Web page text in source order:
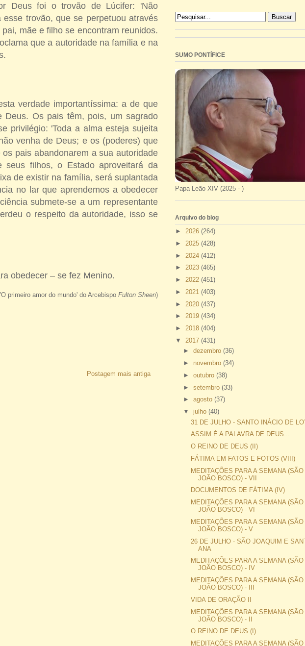
Deus foi o trovão de Lúcifer: 'Não
trovão, que se perpetuou através
mãe e filho se encontram reunidos.
que a autoridade na família e na
verdade importantíssima: a de que
Os pais têm, pois, um sagrado
privilégio: 'Toda a alma esteja sujeita
venha de Deus; e os (poderes) que
pais abandonarem a sua autoridade
filhos, o Estado aproveitará da
de existir na família, será suplantada
no lar que aprendemos a obedecer
submete-se a um representante
o respeito da autoridade, isso se
obedecer – se fez Menino.
primeiro amor do mundo' do Arcebispo Fulton Sheen)
Postagem mais antiga
SUMO PONTÍFICE
Papa Leão XIV (2025 - )
Arquivo do blog
► 2026 (264)
► 2025 (428)
► 2024 (412)
► 2023 (465)
► 2022 (451)
► 2021 (403)
► 2020 (437)
► 2019 (434)
► 2018 (404)
▼ 2017 (431)
► dezembro (36)
► novembro (34)
► outubro (38)
► setembro (33)
► agosto (37)
▼ julho (40)
31 DE JULHO - SANTO INÁCIO DE
ASSIM É A PALAVRA DE DEUS...
O REINO DE DEUS (II)
FÁTIMA EM FATOS E FOTOS (VIII)
MEDITAÇÕES PARA A SEMANA (SÃO
JOÃO BOSCO) - VII
DOCUMENTOS DE FÁTIMA (IV)
MEDITAÇÕES PARA A SEMANA (SÃO
JOÃO BOSCO) - VI
MEDITAÇÕES PARA A SEMANA (SÃO
JOÃO BOSCO) - V
26 DE JULHO - SÃO JOAQUIM E
ANA
MEDITAÇÕES PARA A SEMANA (SÃO
JOÃO BOSCO) - IV
MEDITAÇÕES PARA A SEMANA (SÃO
JOÃO BOSCO) - III
VIDA DE ORAÇÃO II
MEDITAÇÕES PARA A SEMANA (SÃO
JOÃO BOSCO) - II
O REINO DE DEUS (I)
MEDITAÇÕES PARA A SEMANA (SÃO